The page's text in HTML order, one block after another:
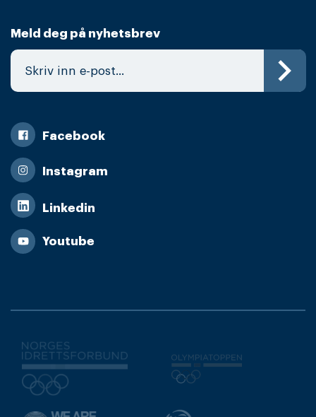
Meld deg på nyhetsbrev
Facebook
Instagram
Linkedin
Youtube